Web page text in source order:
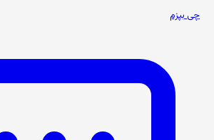
چی بپزم